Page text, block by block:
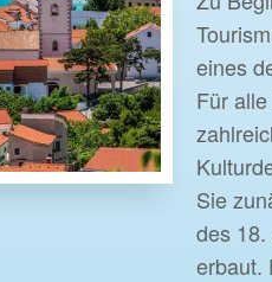
eines
Für
Sie
des
erbaut.